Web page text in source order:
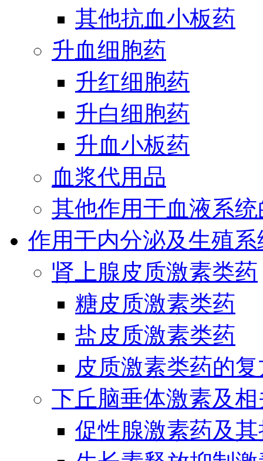
其他抗血小板药
升血细胞药
升红细胞药
升白细胞药
升血小板药
血浆代用品
其他作用于血液系
作用于内分泌及生殖
肾上腺皮质激素类药
糖皮质激素类药
盐皮质激素类药
皮质激素类药的
下丘脑垂体激素及
促性腺激素药及